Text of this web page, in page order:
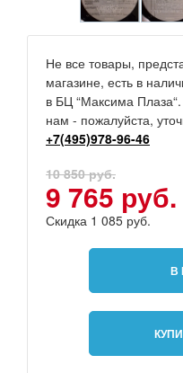
Не все товары,
магазине, есть в
в БЦ “Максима
нам - пожалуйста,
+7(495)978-96-46
10 850 руб.
9 765 руб.
Скидка 1 085 руб.
В